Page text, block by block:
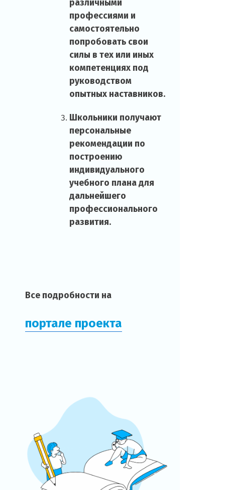
различными
профессиями и
самостоятельно
попробовать свои
силы в тех или иных
компетенциях под
руководством
опытных наставников.
Школьники получают
персональные
рекомендации по
построению
индивидуального
учебного плана для
дальнейшего
профессионального
развития.
Все подробности на
портале проекта